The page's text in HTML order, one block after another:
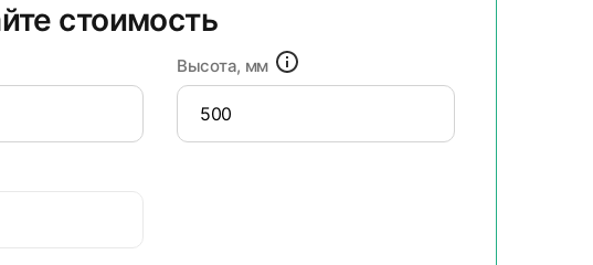
стоимость
Высота, мм